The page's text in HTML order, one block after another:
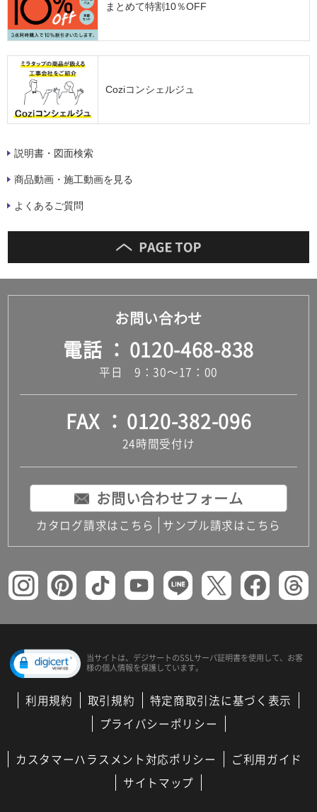
まとめて特割10％OFF
Coziコンシェルジュ
説明書・図面検索
商品動画・施工動画を見る
よくあるご質問
お問い合わせ
電話 0120-468-838
平日 9：30～17：00
FAX 0120-382-096
24時間受付け
お問い合わせフォーム
カタログ請求はこちら サンプル請求はこちら
当サイトは、デジサートのSSLサーバ証明書を使用して、 お客
様の個人情報を保護しています。
利用規約 取引規約
特定商取引法に基づく表示
プライバシーポリシー
カスタマーハラスメント対応ポリシー
ご利用ガイド
サイトマップ